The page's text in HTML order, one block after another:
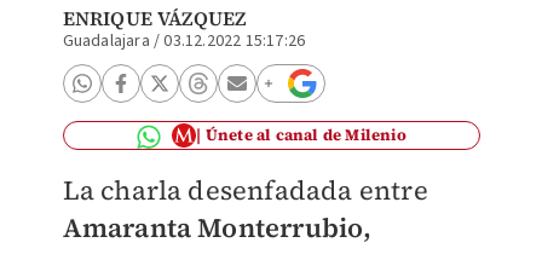
ENRIQUE VÁZQUEZ
Guadalajara /03.12.2022 15:17:26
Únete al canal de Milenio
La charla desenfadada entre
Amaranta Monterrubio,